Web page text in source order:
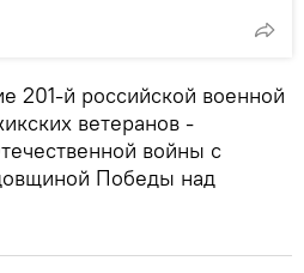
201-й российской военной
ветеранов -
войны с
Победы над